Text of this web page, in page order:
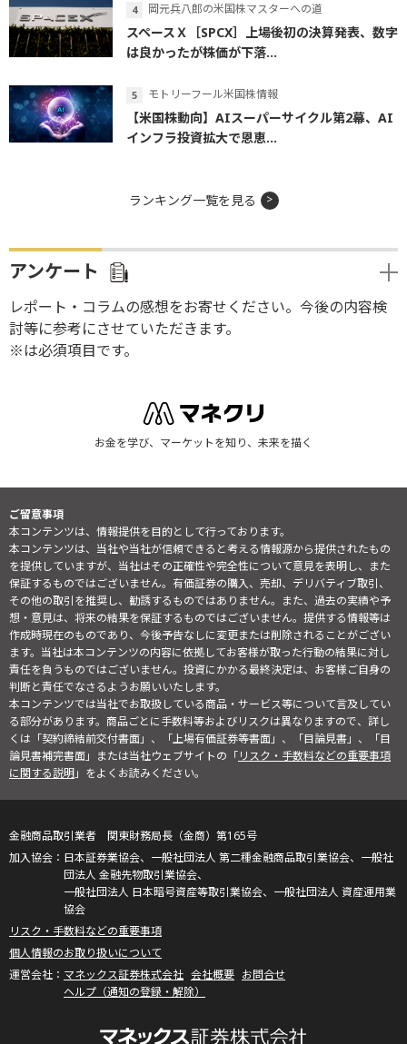
岡元兵八郎の米国株マスターへの道
スペースＸ［SPCX］上場後初の決算発表、数字
は良かったが株価が下落...
モトリーフール米国株情報
【米国株動向】AIスーパーサイクル第2幕、AI
インフラ投資拡大で恩恵...
ランキング一覧を見る
アンケート
レポート・コラムの感想をお寄せください。今後の内容検
討等に参考にさせていただきます。
※は必須項目です。
お金を学び、マーケットを知り、未来を描く
ご留意事項
本コンテンツは、情報提供を目的として行っております。
本コンテンツは、当社や当社が信頼できると考える情報源から提供されたもの
を提供していますが、当社はその正確性や完全性について意見を表明し、また
保証するものではございません。有価証券の購入、売却、デリバティブ取引、
その他の取引を推奨し、勧誘するものではありません。また、過去の実績や予
想・意見は、将来の結果を保証するものではございません。提供する情報等は
作成時現在のものであり、今後予告なしに変更または削除されることがござい
ます。当社は本コンテンツの内容に依拠してお客様が取った行動の結果に対し
責任を負うものではございません。投資にかかる最終決定は、お客様ご自身の
判断と責任でなさるようお願いいたします。
本コンテンツでは当社でお取扱している商品・サービス等について言及してい
る部分があります。商品ごとに手数料等およびリスクは異なりますので、詳し
くは「契約締結前交付書面」、「上場有価証券等書面」、「目論見書」、「目
論見書補完書面」または当社ウェブサイトの「リスク・手数料などの重要事項
に関する説明」をよくお読みください。
金融商品取引業者 関東財務局長（金商）第165号
日本証券業協会、一般社団法人 第二種金融商品取引業協会、一般社
団法人 金融先物取引業協会、
一般社団法人 日本暗号資産等取引業協会、一般社団法人 資産運用業
協会
リスク・手数料などの重要事項
個人情報のお取り扱いについて
マネックス証券株式会社 会社概要 お問合せ
ヘルプ（通知の登録・解除）